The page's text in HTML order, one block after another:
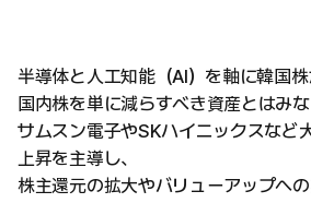
半導体と人工知能（AI）を軸に韓国株
国内株を単に減らすべき資産とはみ
サムスン電子やSKハイニックスなど
上昇を主導し、
株主還元の拡大やバリューアップへ